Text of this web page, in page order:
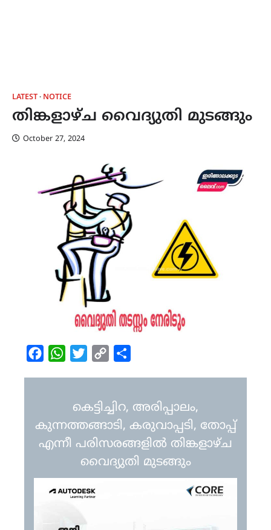
LATEST NOTICE
തിങ്കളാഴ്ച വൈദ്യുതി മുടങ്ങും
October 27, 2024
FacebookWhatsAppTwitterCopy
കെട്ടിച്ചിറ, അരിപ്പാലം,
കുന്നത്തങ്ങാടി, കരുവാപ്പടി, തോപ്പ്
എന്നീ പരിസരങ്ങളിൽ തിങ്കളാഴ്ച
വൈദ്യുതി മുടങ്ങും